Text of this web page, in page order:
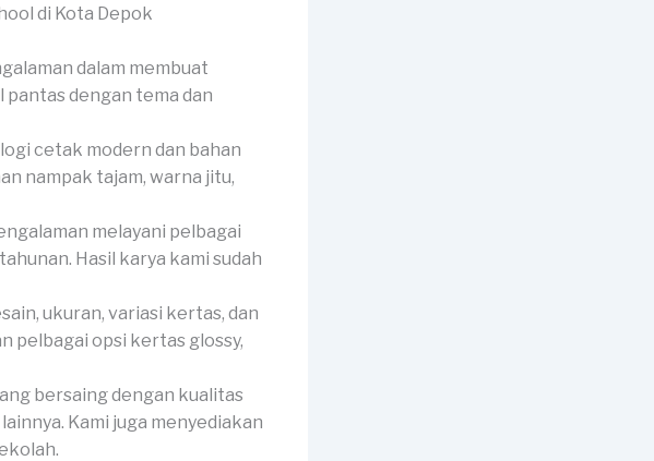
dalam membuat
dengan tema dan
cetak modern dan bahan
nampak tajam, warna jitu,
melayani pelbagai
Hasil karya kami sudah
ukuran, variasi kertas, dan
pelbagai opsi kertas glossy,
bersaing dengan kualitas
Kami juga menyediakan